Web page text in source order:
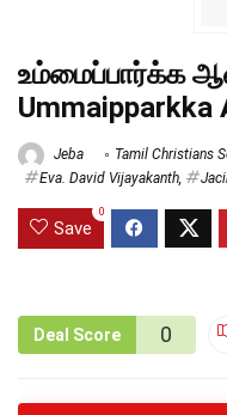
உம்மைப்பார்க்க
Ummaipparkka
Jeba
Tamil Christians
Eva. David Vijayakanth,
Save
0
Deal Score 0